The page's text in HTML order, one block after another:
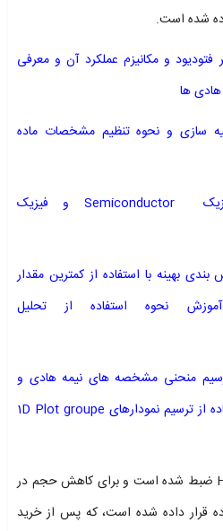
شده است.
و مکانیزم عملکرد آن و معرفی
ها
سازی و نحوه تنظیم مشخصات ماده
آموزش فیزیک Semiconductor و فیزیک
بهینه با استفاده از کمترین مقدار
نحوه استفاده از تحلیل
منحنی مشخصه های نیمه هادی و
استخراج خروجی سنسور با استفاده از ترسیم نمودارهای 1D Plot groupe
این آموزش با کیفیت HD 1080px ضبط شده است و برای کاهش حجم در
قرار داده شده است، که پس از خرید